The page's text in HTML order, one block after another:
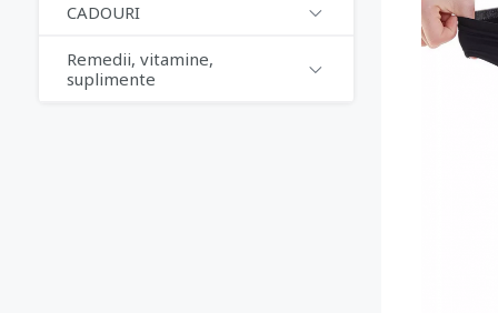
CADOURI
Remedii, vitamine,
suplimente